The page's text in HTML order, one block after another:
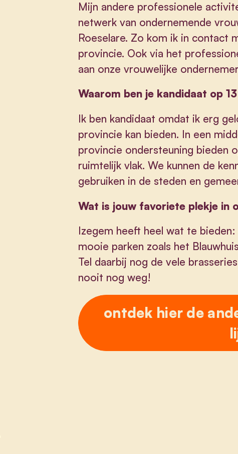
Mijn andere professionele
netwerk van ondernemende
Roeselare. Zo kom ik in contact
provincie. Ook via het
aan onze vrouwelijke
Waarom ben je kandidaat op
Ik ben kandidaat omdat ik erg
provincie kan bieden. In een
provincie ondersteuning bieden
ruimtelijk vlak. We kunnen de
gebruiken in de steden en
Wat is jouw favoriete plekje in
Izegem heeft heel wat te
mooie parken zoals het
Tel daarbij nog de vele
nooit nog weg!
ontdek hier de